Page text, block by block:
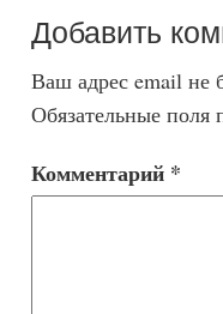
Добавить
Ваш адрес email не
Обязательные поля
Комментарий *